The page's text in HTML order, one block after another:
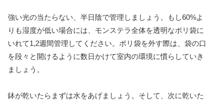
強い光の当たらない、半日陰で管理しましょう。もし60%よ
りも湿度が低い場合には、モンステラ全体を透明なポリ袋に
いれて1,2週間管理してください。ポリ袋を外す際は、袋の口
を段々と開けるように数日かけて室内の環境に慣らしていき
ましょう。
鉢が乾いたらまずは水をあげましょう。そして、次に乾いた